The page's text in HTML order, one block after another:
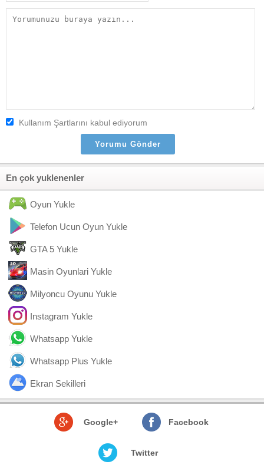
Kullanım Şartlarını kabul ediyorum
En çok yuklenenler
Oyun Yukle
Telefon Ucun Oyun Yukle
GTA 5 Yukle
Masin Oyunlari Yukle
Milyoncu Oyunu Yukle
Instagram Yukle
Whatsapp Yukle
Whatsapp Plus Yukle
Ekran Sekilleri
Google+ Facebook
Twitter